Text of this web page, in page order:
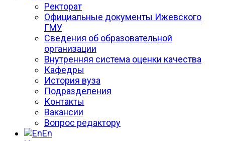
Ректорат
Официальные документы Ижевского
ГМУ
Сведения об образовательной
организации
Внутренняя система оценки качества
Кафедры
История вуза
Подразделения
Контакты
Вакансии
Вопрос редактору
En